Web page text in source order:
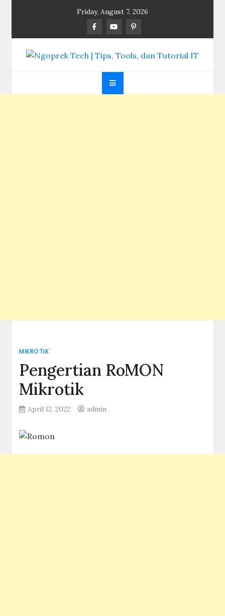
Friday, August 7, 2026
Ngoprek Tech | Tips,
Tools, dan Tutorial
MIKROTIK
Pengertian RoMON
Mikrotik
April 12, 2022 admin